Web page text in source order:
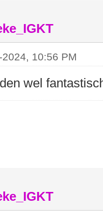
10:56 PM
wel